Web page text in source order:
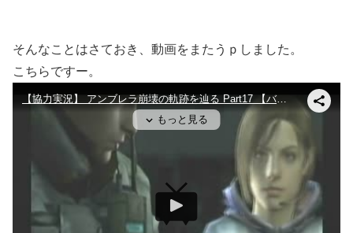
そんなことはさておき、動画をまたうｐしました。
こちらですー。